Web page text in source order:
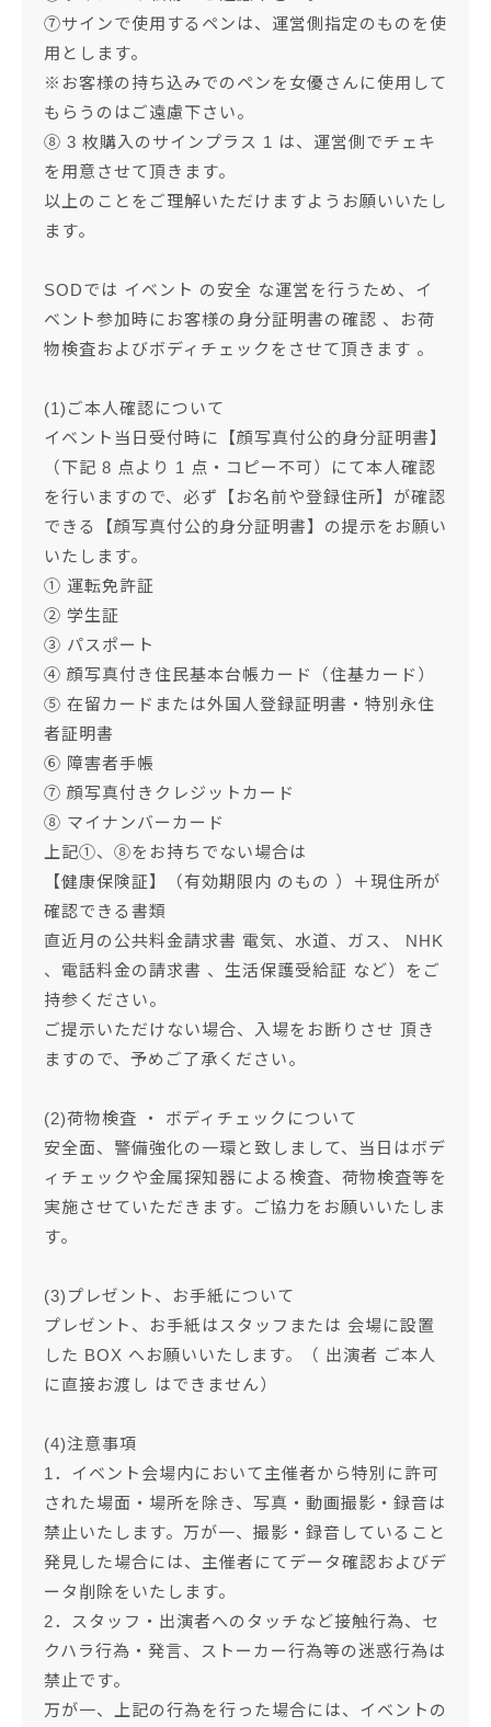
⑦サインで使用するペンは、運営側指定のものを使
用とします。
※お客様の持ち込みでのペンを女優さんに使用して
もらうのはご遠慮下さい。
⑧ 3 枚購入のサインプラス 1 は、運営側でチェキ
を用意させて頂きます。
以上のことをご理解いただけますようお願いいたし
ます。
SODでは イベント の安全 な運営を行うため、イ
ベント参加時にお客様の身分証明書の確認 、お荷
物検査およびボディチェックをさせて頂きます 。
(1)ご本人確認について
イベント当日受付時に【顔写真付公的身分証明書】
（下記 8 点より 1 点・コピー不可）にて本人確認
を行いますので、必ず【お名前や登録住所】が確認
できる【顔写真付公的身分証明書】の提示をお願い
いたします。
① 運転免許証
② 学生証
③ パスポート
④ 顔写真付き住民基本台帳カード（住基カード）
⑤ 在留カードまたは外国人登録証明書・特別永住
者証明書
⑥ 障害者手帳
⑦ 顔写真付きクレジットカード
⑧ マイナンバーカード
上記①、⑧をお持ちでない場合は
【健康保険証】（有効期限内 のもの ）＋現住所が
確認できる書類
直近月の公共料金請求書 電気、水道、ガス、 NHK
、電話料金の請求書 、生活保護受給証 など）をご
持参ください。
ご提示いただけない場合、入場をお断りさせ 頂き
ますので、予めご了承ください。
(2)荷物検査 ・ ボディチェックについて
安全面、警備強化の一環と致しまして、当日はボデ
ィチェックや金属探知器による検査、荷物検査等を
実施させていただきます。ご協力をお願いいたしま
す。
(3)プレゼント、お手紙について
プレゼント、お手紙はスタッフまたは 会場に設置
した BOX へお願いいたします。（ 出演者 ご本人
に直接お渡し はできません）
(4)注意事項
1．イベント会場内において主催者から特別に許可
された場面・場所を除き、写真・動画撮影・録音は
禁止いたします。万が一、撮影・録音していること
発見した場合には、主催者にてデータ確認およびデ
ータ削除をいたします。
2．スタッフ・出演者へのタッチなど接触行為、セ
クハラ行為・発言、ストーカー行為等の迷惑行為は
禁止です。
万が一、上記の行為を行った場合には、イベントの